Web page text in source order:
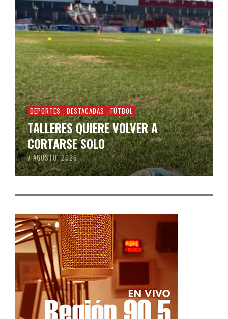
DEPORTES DESTACADAS FÚTBOL
TALLERES QUIERE VOLVER A
CORTARSE SOLO
7 AGOSTO, 2026